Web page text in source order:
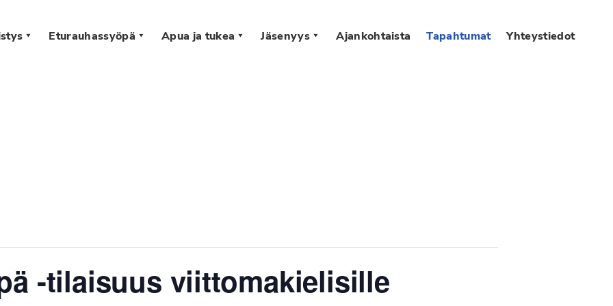
Eturauhassyöpä Apua ja tukea Jäsenyys Ajankohtaista Tapahtumat Yhteystiedot
-tilaisuus viittomakielisille